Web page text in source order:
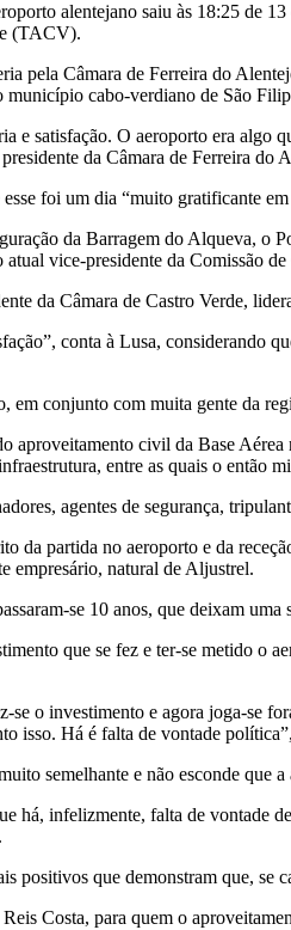
alentejano saiu às 18:25 de
(TACV).
pela Câmara de Ferreira do
município cabo-verdiano de São
e satisfação. O aeroporto era algo
da Câmara de Ferreira do
foi um dia “muito gratificante
da Barragem do Alqueva, o
atual vice-presidente da Comissão
da Câmara de Castro Verde,
conta à Lusa, considerando
em conjunto com muita gente da
aproveitamento civil da Base
entre as quais o então
agentes de segurança,
da partida no aeroporto e da
empresário, natural de Aljustrel.
se 10 anos, que deixam
que se fez e ter-se metido o
se o investimento e agora joga-se
isso. Há é falta de vontade
semelhante e não esconde que
há, infelizmente, falta de vontade
positivos que demonstram que,
Costa, para quem o